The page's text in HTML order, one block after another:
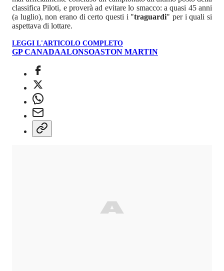
classifica Piloti, e proverà ad evitare lo smacco: a quasi 45 anni
(a luglio), non erano di certo questi i "traguardi" per i quali si
aspettava di lottare.
LEGGI L'ARTICOLO COMPLETO
GP CANADAALONSOASTON MARTIN